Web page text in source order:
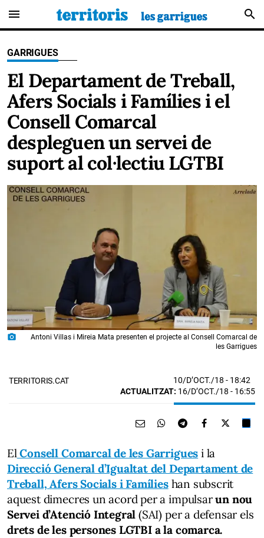
menu search
GARRIGUES
El Departament de Treball,
Afers Socials i Famílies i el
Consell Comarcal
despleguen un servei de
suport al col·lectiu LGTBI
photo_camera
Antoni Villas i Mireia Mata presenten el projecte al Consell Comarcal de
les Garrigues
TERRITORIS.CAT 10/D’OCT./18 - 18:42
ACTUALITZAT: 16/D’OCT./18 - 16:55
ElConsell Comarcal de les Garrigues i la
Direcció General d’Igualtat del Departament de
Treball, Afers Socials i Famílieshan subscrit
aquest dimecres un acord per a impulsarun nou
Servei d’Atenció Integral(SAI) per a defensar els
drets de les persones LGTBI a la comarca.